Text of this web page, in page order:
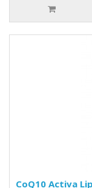
CoQ10 Activa